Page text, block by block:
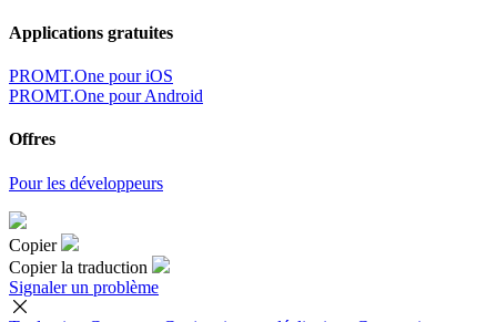
Applications gratuites
PROMT.One pour iOS
PROMT.One pour Android
Offres
Pour les développeurs
Copier
Copier la traduction
Signaler un problème